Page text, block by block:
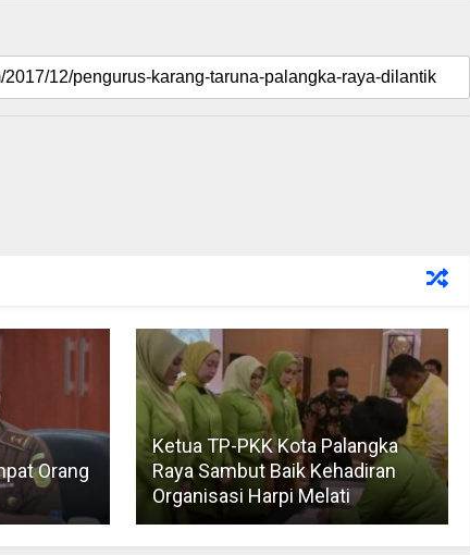
Orang
Ketua TP-PKK Kota Palangka
Raya Sambut Baik Kehadiran
Organisasi Harpi Melati